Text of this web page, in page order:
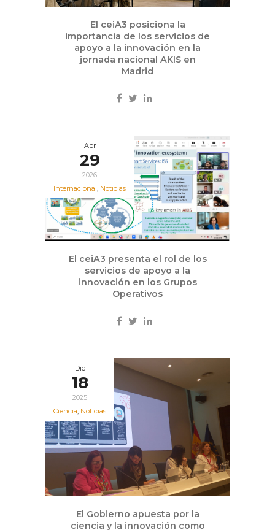
El ceiA3 posiciona la
importancia de los servicios de
apoyo a la innovación en la
jornada nacional AKIS en
Madrid
Abr
29
2026
Internacional, Noticias
El ceiA3 presenta el rol de los
servicios de apoyo a la
innovación en los Grupos
Operativos
Dic
18
2025
Ciencia, Noticias
El Gobierno apuesta por la
ciencia y la innovación como